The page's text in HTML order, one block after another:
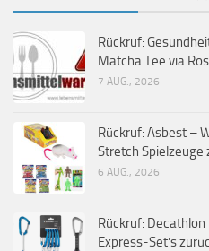
Rückruf:
Matcha Tee via
7 AUG., 2026
Rückruf: Asbest –
Stretch Spielzeuge
6 AUG., 2026
Rückruf:
Express-Set’s